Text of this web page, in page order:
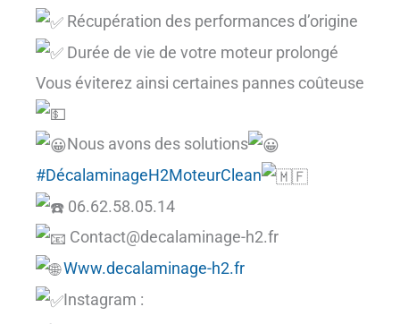
Récupération des performances d’origine
Durée de vie de votre moteur prolongé
Vous éviterez ainsi certaines pannes coûteuse
Nous avons des solutions
#DécalaminageH2MoteurClean
06.62.58.05.14
Contact@decalaminage-h2.fr
Www.decalaminage-h2.fr
Instagram :